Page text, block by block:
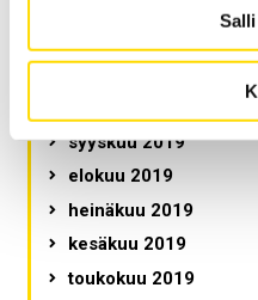
syyskuu 2019
elokuu 2019
heinäkuu 2019
kesäkuu 2019
toukokuu 2019